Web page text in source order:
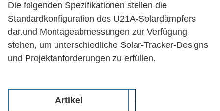
Die folgenden Spezifikationen stellen die
Standardkonfiguration des U21A-Solardämpfers
dar.und Montageabmessungen zur Verfügung
stehen, um unterschiedliche Solar-Tracker-Designs
und Projektanforderungen zu erfüllen.
Artikel Spezifikation